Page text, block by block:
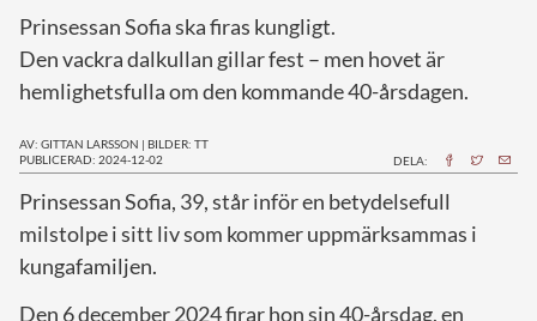
Prinsessan Sofia ska firas kungligt.
Den vackra dalkullan gillar fest – men hovet är
hemlighetsfulla om den kommande 40-årsdagen.
AV: GITTAN LARSSON | BILDER: TT
PUBLICERAD: 2024-12-02
DELA:
Prinsessan Sofia, 39, står inför en betydelsefull
milstolpe i sitt liv som kommer uppmärksammas i
kungafamiljen.
Den 6 december 2024 firar hon sin 40-årsdag, en